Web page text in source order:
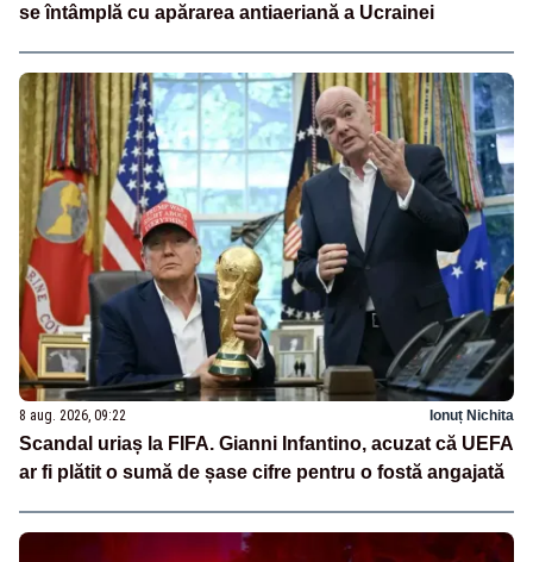
se întâmplă cu apărarea antiaeriană a Ucrainei
8 aug. 2026, 09:22 Ionuț Nichita
Scandal uriaș la FIFA. Gianni Infantino, acuzat că UEFA
ar fi plătit o sumă de șase cifre pentru o fostă angajată